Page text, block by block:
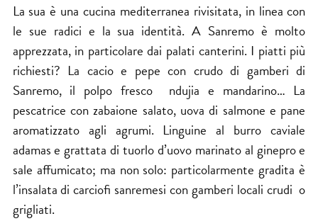
La sua è una cucina mediterranea rivisitata, in linea con
le sue radici e la sua identità. A Sanremo​ è molto
apprezzata, in particolare dai palati canterini. I piatti​ più
richiesti? La cacio e pepe con crudo di gamberi di
Sanremo, il polpo fresco ndujia e mandarino… La
pescatrice con zabaione salato, uova di salmone e pane
aromatizzato agli agrumi. Linguine al burro caviale
adamas e grattata di tuorlo d’uovo marinato al ginepro e
sale affumicato; ma non solo: particolarmente gradita è
l’insalata di carciofi sanremesi con gamberi locali crudi o
grigliati.